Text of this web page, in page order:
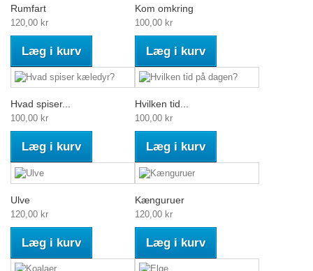
Rumfart
120,00 kr
Læg i kurv
Kom omkring
100,00 kr
Læg i kurv
Hvad spiser...
100,00 kr
Læg i kurv
Hvilken tid...
100,00 kr
Læg i kurv
Ulve
120,00 kr
Læg i kurv
Kænguruer
120,00 kr
Læg i kurv